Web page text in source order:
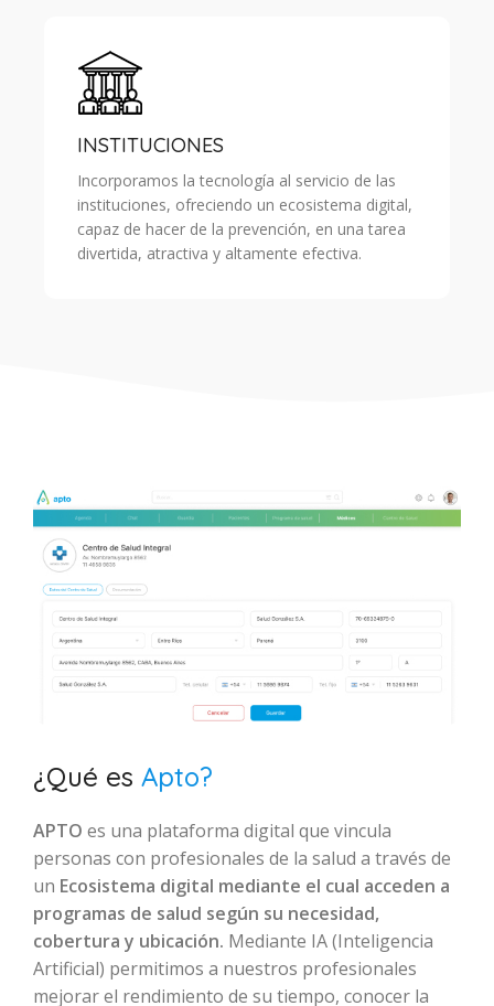
INSTITUCIONES
Incorporamos la tecnología al servicio de las
instituciones, ofreciendo un ecosistema digital,
capaz de hacer de la prevención, en una tarea
divertida, atractiva y altamente efectiva.
¿Qué es Apto?
APTO es una plataforma digital que vincula
personas con profesionales de la salud a través de
un Ecosistema digital mediante el cual acceden a
programas de salud según su necesidad,
cobertura y ubicación. Mediante IA (Inteligencia
Artificial) permitimos a nuestros profesionales
mejorar el rendimiento de su tiempo, conocer la